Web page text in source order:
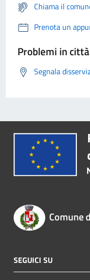
Chiama il
Prenota un
Problemi in città
Segnala
Comune
SEGUICI SU